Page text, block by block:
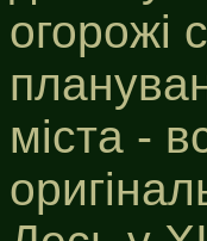
огорожі
міста -